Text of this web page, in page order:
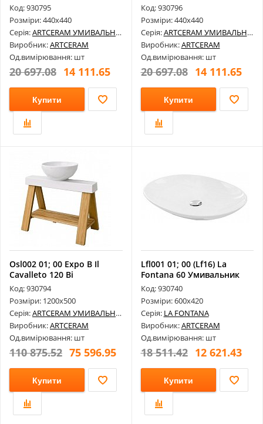
Код: 930795
Розміри: 440х440
Серія:ARTCERAM УМИВАЛЬНИКИ
Виробник:ARTCERAM
Од.вимірювання: шт
20 697.08 14 111.65
Купити
Код: 930796
Розміри: 440х440
Серія:ARTCERAM УМИВАЛЬНИКИ
Виробник:ARTCERAM
Од.вимірювання: шт
20 697.08 14 111.65
Купити
Osl002 01; 00 Expo B Il
Cavalleto 120 Bi
Умивальник ...
Код: 930794
Розміри: 1200х500
Серія:ARTCERAM УМИВАЛЬНИКИ
Виробник:ARTCERAM
Од.вимірювання: шт
110 875.52 75 596.95
Купити
Lfl001 01; 00 (Lf16) La
Fontana 60 Умивальник
Код: 930740
Розміри: 600х420
Серія: LA FONTANA
Виробник:ARTCERAM
Од.вимірювання: шт
18 511.42 12 621.43
Купити